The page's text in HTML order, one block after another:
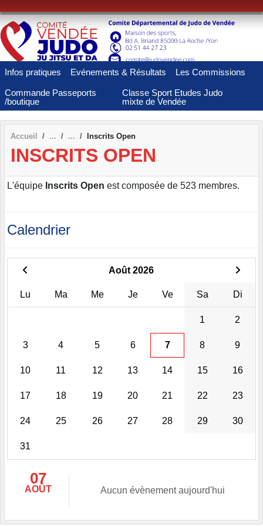
Infos pratiques Evénements & Résultats Les Commissions
Commande Passeports
/boutique
Classe Sport Etudes Judo
mixte de Vendée
Accueil Inscrits Open
INSCRITS OPEN
L'équipe Inscrits Open est composée de 523 membres.
Calendrier
Août 2026
Lu Ma Me Je Ve Sa Di
1 2
3 4 5 6 7 8 9
10 11 12 13 14 15 16
17 18 19 20 21 22 23
24 25 26 27 28 29 30
31
07
AOÛT Aucun évènement aujourd'hui